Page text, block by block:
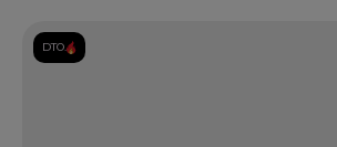
DTO.